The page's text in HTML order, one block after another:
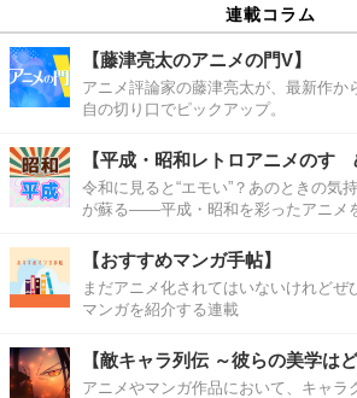
連載コラム
【藤津亮太のアニメの門V】
アニメ評論家の藤津亮太が、最新作か
自の切り口でピックアップ。
【平成・昭和レトロアニメのすゝ
令和に見ると“エモい”？あのときの気
が蘇る――平成・昭和を彩ったアニメ
【おすすめマンガ手帖】
まだアニメ化されてはいないけれどぜ
マンガを紹介する連載
【敵キャラ列伝 ～彼らの美学は
アニメやマンガ作品において、キャラ